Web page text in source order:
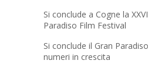
Si conclude a Cogne la
Paradiso Film Festival
Si conclude il Gran
numeri in crescita